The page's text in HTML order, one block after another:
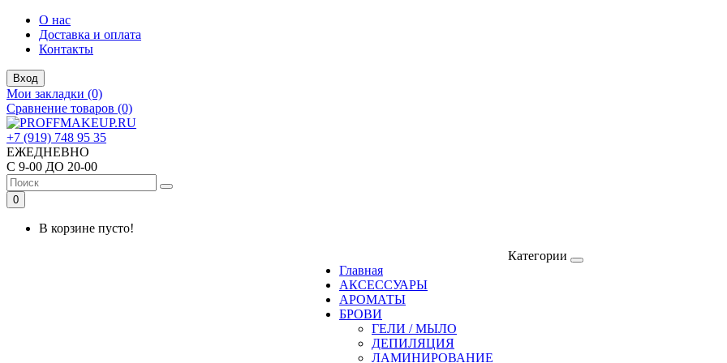
О нас
Доставка и оплата
Контакты
Вход
Мои закладки (0)
Сравнение товаров (0)
+7 (919) 748 95 35
ЕЖЕДНЕВНО
С 9-00 ДО 20-00
0
В корзине пусто!
Категории
Главная
АКСЕССУАРЫ
АРОМАТЫ
БРОВИ
ГЕЛИ / МЫЛО
ДЕПИЛЯЦИЯ
ЛАМИНИРОВАНИЕ